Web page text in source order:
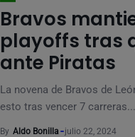
Bravos
playoffs tras
ante Piratas
La novena de Bravos de
esto tras vencer 7 carreras...
By Aldo Bonilla julio 22, 2024